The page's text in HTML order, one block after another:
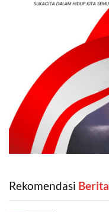
Rekomendasi ‎ Berita